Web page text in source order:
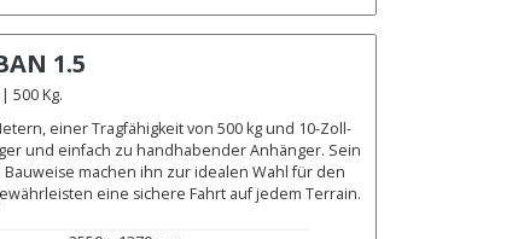
1.5
500 Kg.
einer Tragfähigkeit von 500 kg und 10-Zoll-
und einfach zu handhabender Anhänger. Sein
machen ihn zur idealen Wahl für den
eine sichere Fahrt auf jedem Terrain.